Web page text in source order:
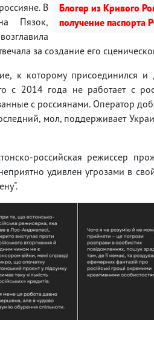
Блогер из Кривого
получение паспорта
В
Пязок,
за создание его
к которому присоединился и
с 2014 года не работает с
с россиянами. Оператор
мол, поддерживает
российская режиссер
удивлен угрозами в